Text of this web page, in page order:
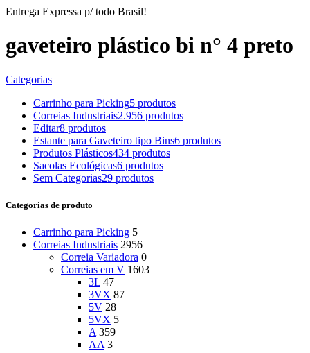
Entrega Expressa p/ todo Brasil!
gaveteiro plástico bi n° 4 preto
Categorias
Carrinho para Picking5 produtos
Correias Industriais2.956 produtos
Editar8 produtos
Estante para Gaveteiro tipo Bins6 produtos
Produtos Plásticos434 produtos
Sacolas Ecológicas6 produtos
Sem Categorias29 produtos
Categorias de produto
Carrinho para Picking 5
Correias Industriais 2956
Correia Variadora 0
Correias em V 1603
3L 47
3VX 87
5V 28
5VX 5
A 359
AA 3